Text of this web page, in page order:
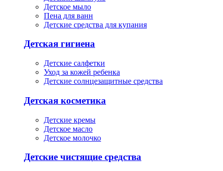
Детское мыло
Пена для ванн
Детские средства для купания
Детская гигиена
Детские салфетки
Уход за кожей ребенка
Детские солнцезащитные средства
Детская косметика
Детские кремы
Детское масло
Детское молочко
Детские чистящие средства